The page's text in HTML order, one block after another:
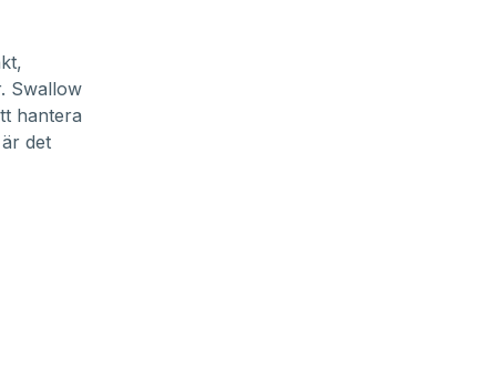
Swallow
hantera
det